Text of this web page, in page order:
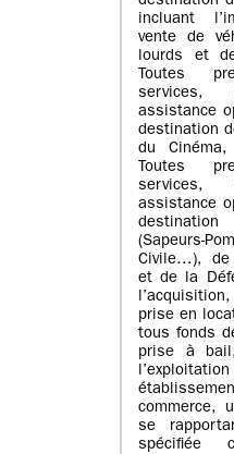
incluant
vente de
lourds et
Toutes
services,
assistance
destination
du
Toutes
services,
assistance
(Sapeurs-
Civile…), de
et de la
prise en
tous fonds
prise à
commerce,
se
spécifiée